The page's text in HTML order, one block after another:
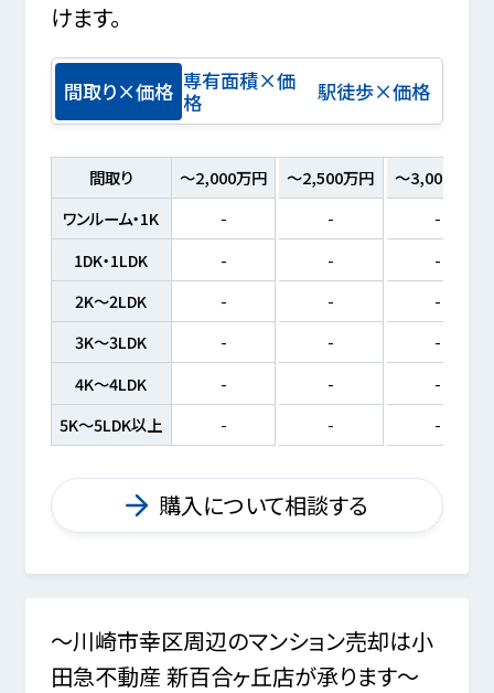
けます。
間取り×価格 専有面積×価
格
駅徒歩×価格
間取り
ワンルーム・1K
1DK・1LDK
2K～2LDK
3K～3LDK
4K～4LDK
5K～5LDK以上
～2,000万円
-
-
-
-
-
-
～2,500万円
-
-
-
-
-
-
～3,000万円
-
-
-
-
-
-
購入について相談する
～川崎市幸区周辺のマンション売却は小
田急不動産 新百合ヶ丘店が承ります～